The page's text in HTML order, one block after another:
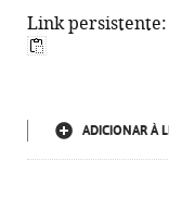
Link
ADICIONAR À